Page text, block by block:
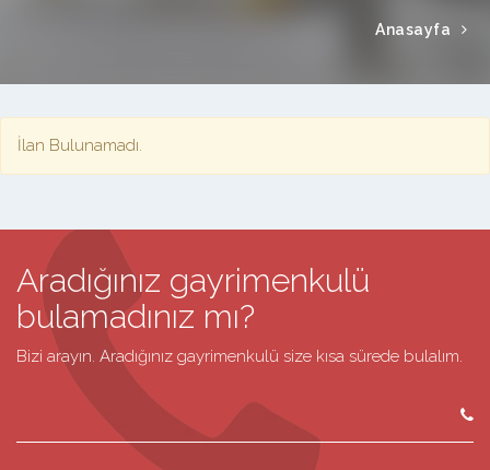
Anasayfa
İlan Bulunamadı.
Aradığınız gayrimenkulü
bulamadınız mı?
Bizi arayın. Aradığınız gayrimenkulü size kısa sürede bulalım.